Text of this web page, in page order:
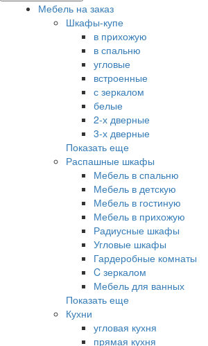
Мебель на заказ
Шкафы-купе
в прихожую
в спальню
угловые
встроенные
с зеркалом
белые
2-х дверные
3-х дверные
Показать еще
Распашные шкафы
Мебель в спальню
Мебель в детскую
Мебель в гостиную
Мебель в прихожую
Радиусные шкафы
Угловые шкафы
Гардеробные комнаты
C зеркалом
Мебель для ванных
Показать еще
Кухни
угловая кухня
прямая кухня